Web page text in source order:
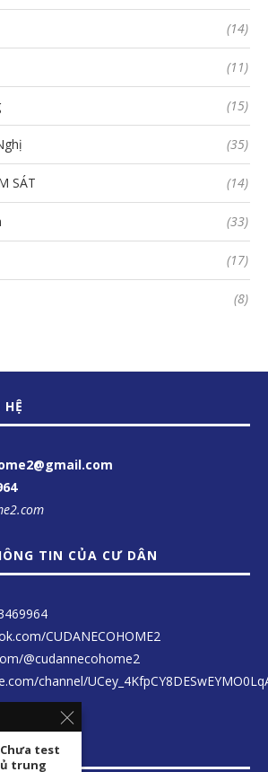
(14)
(11)
(15)
(35)
SÁT (14)
(33)
(17)
(8)
TIN CỦA CƯ DÂN
CUDANECOHOME2
@cudannecohome2
channel/
TIN test
trung